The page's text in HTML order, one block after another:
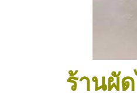
ร้านผั